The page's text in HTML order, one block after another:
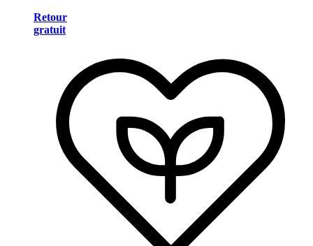
Retour
gratuit